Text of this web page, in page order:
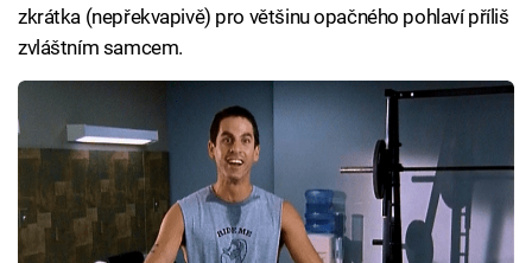
zkrátka (nepřekvapivě) pro většinu opačného pohlaví příliš
zvláštním samcem.